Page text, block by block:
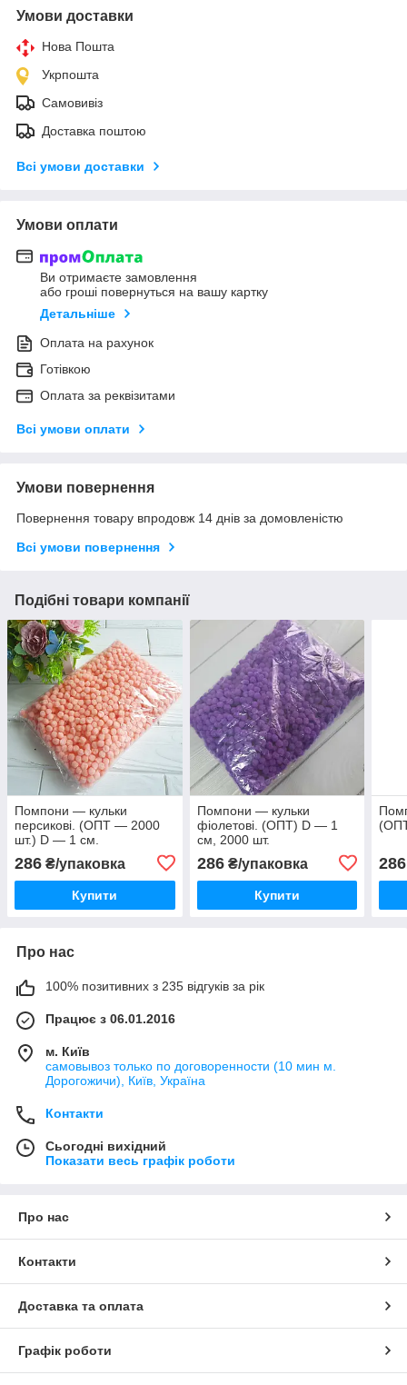
Умови доставки
Нова Пошта
Укрпошта
Самовивіз
Доставка поштою
Всі умови доставки
Умови оплати
Ви отримаєте замовлення
або гроші повернуться на вашу картку
Детальніше
Оплата на рахунок
Готівкою
Оплата за реквізитами
Всі умови оплати
Умови повернення
Повернення товару впродовж 14 днів за домовленістю
Всі умови повернення
Подібні товари компанії
Помпони — кульки
персикові. (ОПТ — 2000
шт.) D — 1 см.
286 ₴/упаковка
Купити
Помпони — кульки
фіолетові. (ОПТ) D — 1
см, 2000 шт.
286₴/упаковка
Купити
286
Про нас
100% позитивних з 235 відгуків за рік
Працює з 06.01.2016
м. Київ
самовывоз только по договоренности (10 мин м.
Дорогожичи), Київ, Україна
Контакти
Сьогодні вихідний
Показати весь графік роботи
Про нас
Контакти
Доставка та оплата
Графік роботи